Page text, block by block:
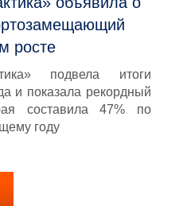
росте
подвела итоги
и показала рекордный
составила 47% по
году